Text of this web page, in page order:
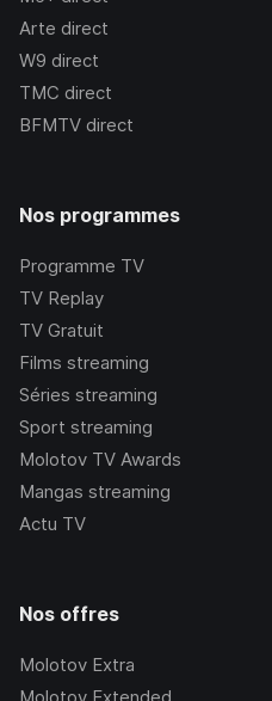
Arte direct
W9 direct
TMC direct
BFMTV direct
Nos programmes
Programme TV
TV Replay
TV Gratuit
Films streaming
Séries streaming
Sport streaming
Molotov TV Awards
Mangas streaming
Actu TV
Nos offres
Molotov Extra